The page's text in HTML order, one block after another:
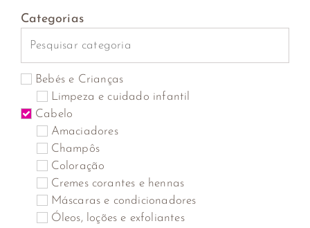
Categorias
Bebés e Crianças
Limpeza e cuidado infantil
Cabelo
Amaciadores
Champôs
Coloração
Cremes corantes e hennas
Máscaras e condicionadores
Óleos, loções e exfoliantes